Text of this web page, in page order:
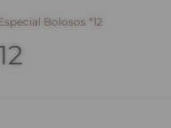
Bolosos *12